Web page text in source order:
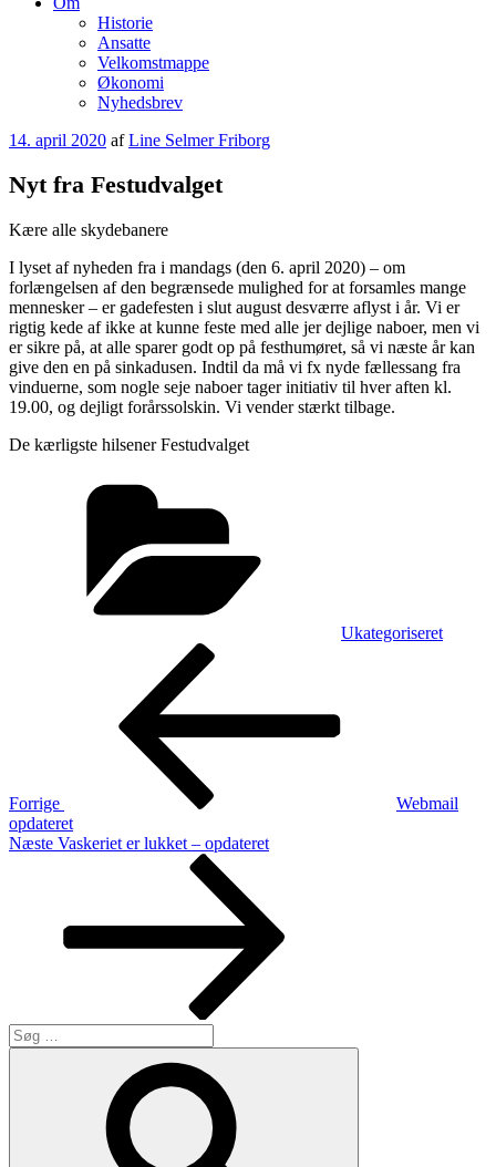
Historie
Ansatte
Velkomstmappe
Økonomi
Nyhedsbrev
Udgivet
14. april 2020 afLine Selmer Friborg
Nyt fra Festudvalget
Kære alle skydebanere
I lyset af nyheden fra i mandags (den 6. april 2020) – om
forlængelsen af den begrænsede mulighed for at forsamles mange
mennesker – er gadefesten i slut august desværre aflyst i år. Vi er
rigtig kede af ikke at kunne feste med alle jer dejlige naboer, men vi
er sikre på, at alle sparer godt op på festhumøret, så vi næste år kan
give den en på sinkadusen. Indtil da må vi fx nyde fællessang fra
vinduerne, som nogle seje naboer tager initiativ til hver aften kl.
19.00, og dejligt forårssolskin. Vi vender stærkt tilbage.
De kærligste hilsener Festudvalget
Ukategoriseret
Indlægsnavigation
Forrige
Webmail
opdateret
Næste
Næste Vaskeriet er lukket – opdateret
Søg
efter: